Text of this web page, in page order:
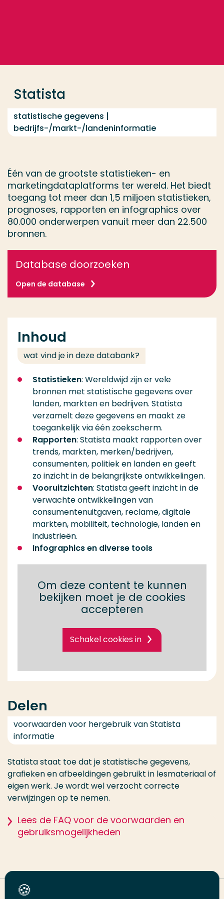
Statista
statistische gegevens |
bedrijfs-/markt-/landeninformatie
Één van de grootste statistieken- en
marketingdataplatforms ter wereld. Het biedt
toegang tot meer dan 1,5 miljoen statistieken,
prognoses, rapporten en infographics over
80.000 onderwerpen vanuit meer dan 22.500
bronnen.
Database doorzoeken
Open de database
Inhoud
wat vind je in deze databank?
Statistieken: Wereldwijd zijn er vele
bronnen met statistische gegevens over
landen, markten en bedrijven. Statista
verzamelt deze gegevens en maakt ze
toegankelijk via één zoekscherm.
Rapporten: Statista maakt rapporten over
trends, markten, merken/bedrijven,
consumenten, politiek en landen en geeft
zo inzicht in de belangrijkste ontwikkelingen.
Vooruitzichten: Statista geeft inzicht in de
verwachte ontwikkelingen van
consumentenuitgaven, reclame, digitale
markten, mobiliteit, technologie, landen en
industrieën.
Infographics en diverse tools
Om deze content te kunnen
bekijken moet je de cookies
accepteren
Schakel cookies in
Delen
voorwaarden voor hergebruik van Statista
informatie
Statista staat toe dat je statistische gegevens,
grafieken en afbeeldingen gebruikt in lesmateriaal of
eigen werk. Je wordt wel verzocht correcte
verwijzingen op te nemen.
Lees de FAQ voor de voorwaarden en
gebruiksmogelijkheden
Deel deze pagina
Opleiding
Contact